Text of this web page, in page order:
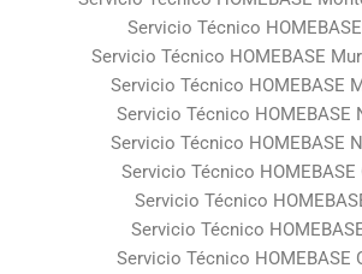
Servicio Técnico
Servicio Técnico HOMEBASE
Servicio Técnico HOMEBASE
Servicio Técnico HOMEBASE
Servicio Técnico HOMEBASE
Servicio Técnico HOMEBASE
Servicio Técnico
Servicio Técnico
Servicio Técnico HOMEBASE